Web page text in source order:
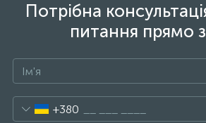
Потрібна
питання прямо
+380